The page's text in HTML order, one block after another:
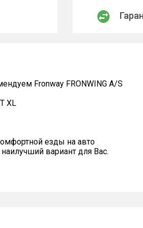
Fronway FRONWING A/S
XL
езды на авто
вариант для Вас.